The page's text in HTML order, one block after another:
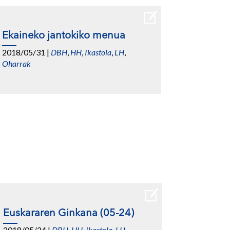
Ekaineko jantokiko menua
2018/05/31 | DBH, HH, Ikastola, LH,
Oharrak
Euskararen Ginkana (05-24)